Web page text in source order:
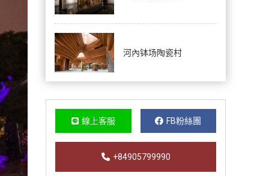
河內钵场陶瓷村
線上客服 FB粉絲團
+84905799990